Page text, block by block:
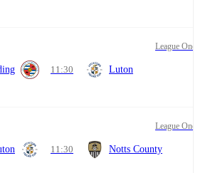
League One
11:30 Luton
League One
11:30 Notts County